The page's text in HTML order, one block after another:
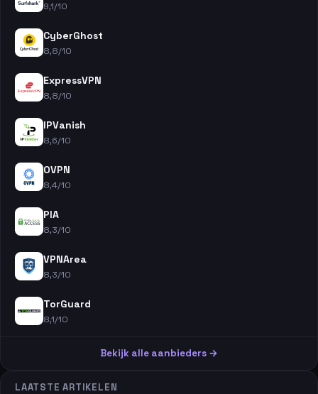
9,1/10
CyberGhost
8,8/10
ExpressVPN
8,8/10
IPVanish
8,6/10
OVPN
8,4/10
PIA
8,3/10
VPNArea
8,3/10
TorGuard
8,1/10
Bekijk alle aanbieders →
LAATSTE ARTIKELEN